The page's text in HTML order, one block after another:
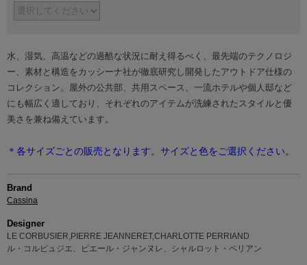
水、湿気、高温などの過酷な状況に耐え得るべく、最先端のテクノロジ
ー、素材と構造をカッシーナ社が徹底研究し開発したアウトドア仕様の
コレクション。屋外の公共部、共用スペース、一流ホテルや個人邸など
にも幅広く適しており、それぞれのアイテムが洗練されたスタイルと優
美さを兼ね備えています。
＊各サイズごとの販売となります。サイズと色をご選択ください。
Brand
Cassina
Designer
LE CORBUSIER,PIERRE JEANNERET,CHARLOTTE PERRIAND
ル・コルビュジエ、ピエール・ジャンヌレ、シャルロット・ペリアン